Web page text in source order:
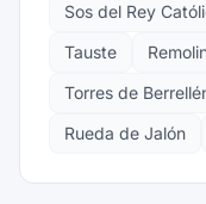
Sos del Rey
Tauste
Torres de
Rueda de Jalón